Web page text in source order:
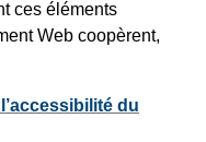
ces éléments
Web coopèrent,
du